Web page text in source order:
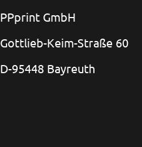
PPprint GmbH
Gottlieb-Keim-Straße 60
D-95448 Bayreuth